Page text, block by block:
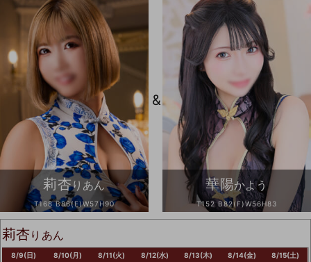
莉杏りあん
T168 B86(E)W57H90
&
華陽かよう
T152 B82(F)W56H83
莉杏りあん
8/9(日)
8/10(月)
8/11(火)
8/12(水)
8/13(木)
8/14(金)
8/15(土)